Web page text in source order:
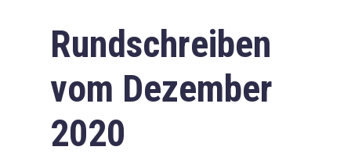
Rundschreiben
vom Dezember
2020